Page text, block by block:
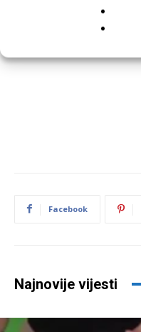
Facebook
Najnovije vijesti